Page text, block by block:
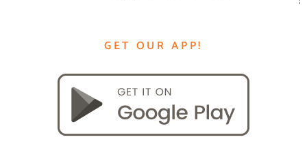
GET OUR APP!